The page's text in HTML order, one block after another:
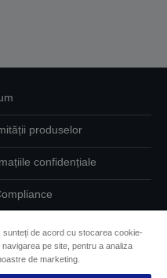
produselor
confidențiale
cookie
sunteți de acord cu stocarea cookie-
pe site, pentru a analiza
de marketing.